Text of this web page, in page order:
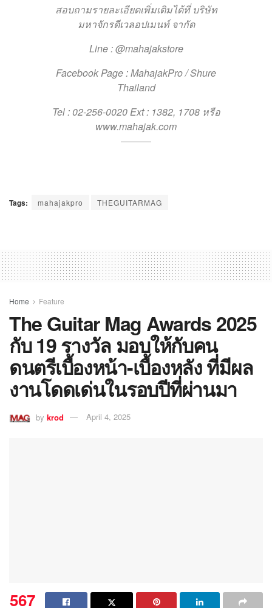
สอบถามรายละเอียดเพิ่มเติมได้ที่ บริษัท
มหาจักรดีเวลอปเมนท์ จากัด
Line : @mahajakstore
Facebook Page : MahajakPro / Shure
Thailand
Tel : 02-256-0020 Ext : 1382, 1708 หรือ
www.mahajak.com
Tags: mahajakpro THEGUITARMAG
Home Feature
The Guitar Mag Awards 2025
กับ 19 รางวัล มอบให้กับคน
ดนตรีเบื้องหน้า-เบื้องหลัง ที่มีผล
งานโดดเด่นในรอบปีที่ผ่านมา
by krod April 4, 2025
567